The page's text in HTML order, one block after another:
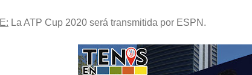
La ATP Cup 2020 será transmitida por ESPN.